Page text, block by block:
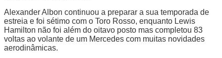
Alexander Albon continuou a preparar a sua temporada de
estreia e foi sétimo com o Toro Rosso, enquanto Lewis
Hamilton não foi além do oitavo posto mas completou 83
voltas ao volante de um Mercedes com muitas novidades
aerodinâmicas.